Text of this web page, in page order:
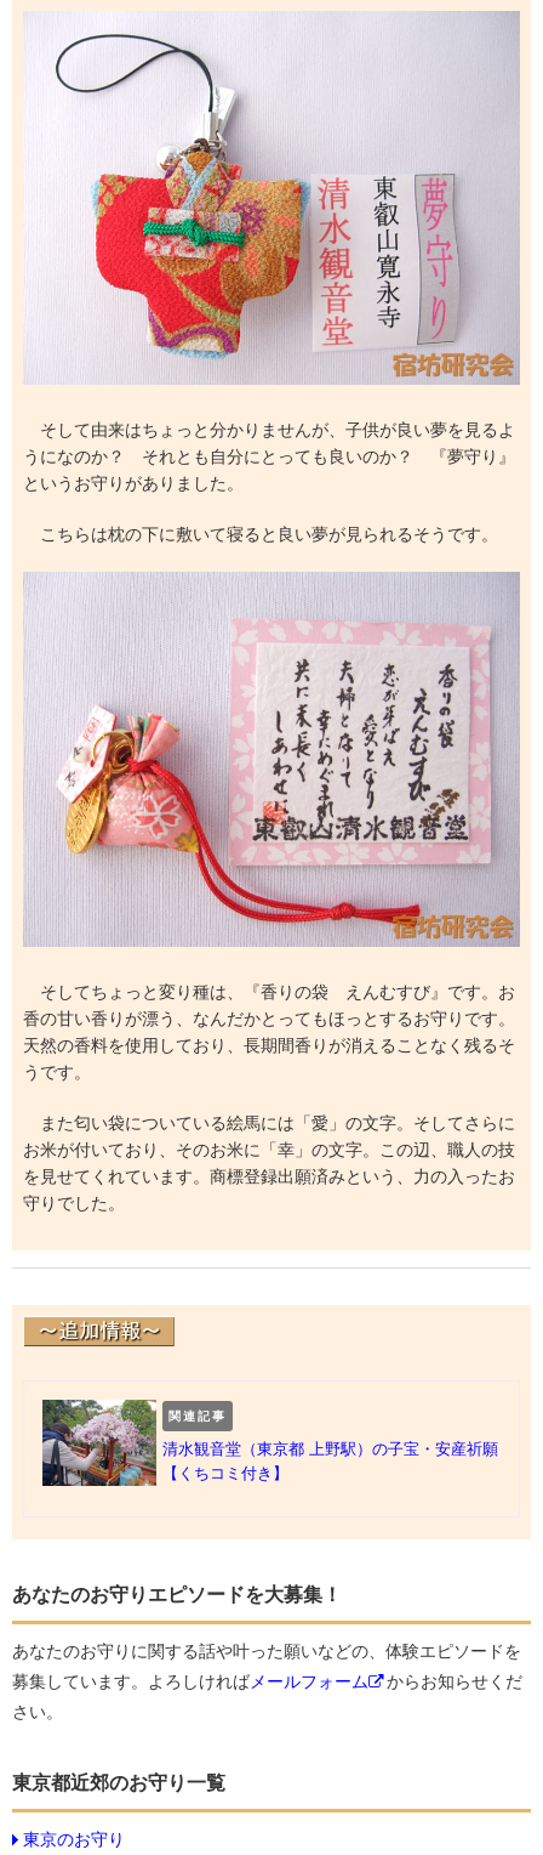
そして由来はちょっと分かりませんが、子供が良い夢を見るよ
うになのか？ それとも自分にとっても良いのか？ 『夢守り』
というお守りがありました。
こちらは枕の下に敷いて寝ると良い夢が見られるそうです。
そしてちょっと変り種は、『香りの袋 えんむすび』です。お
香の甘い香りが漂う、なんだかとってもほっとするお守りです。
天然の香料を使用しており、長期間香りが消えることなく残るそ
うです。
また匂い袋についている絵馬には「愛」の文字。そしてさらに
お米が付いており、そのお米に「幸」の文字。この辺、職人の技
を見せてくれています。商標登録出願済みという、力の入ったお
守りでした。
関連記事
清水観音堂（東京都 上野駅）の子宝・安産祈願
【くちコミ付き】
あなたのお守りエピソードを大募集！
あなたのお守りに関する話や叶った願いなどの、体験エピソードを
募集しています。よろしければメールフォーム
からお知らせくだ
さい。
東京都近郊のお守り一覧
東京のお守り